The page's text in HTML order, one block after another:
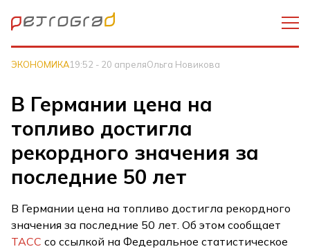
ЭКОНОМИКА19:52 - 20 апреляОльга Новикова
В Германии цена на
топливо достигла
рекордного значения за
последние 50 лет
В Германии цена на топливо достигла рекордного
значения за последние 50 лет. Об этом сообщает
ТАСС со ссылкой на Федеральное статистическое